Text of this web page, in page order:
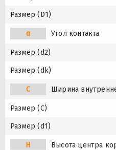
Размер (D1)
α Угол контакта
Размер (d2)
Размер (dk)
C Ширина
Размер (C)
Размер (d1)
H Высота центра